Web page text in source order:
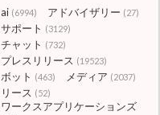
ai (6994) アドバイザリー (27)
サポート (3129)
チャット (732)
プレスリリース (19523)
ボット (463) メディア (2037)
リース (52)
ワークスアプリケーションズ